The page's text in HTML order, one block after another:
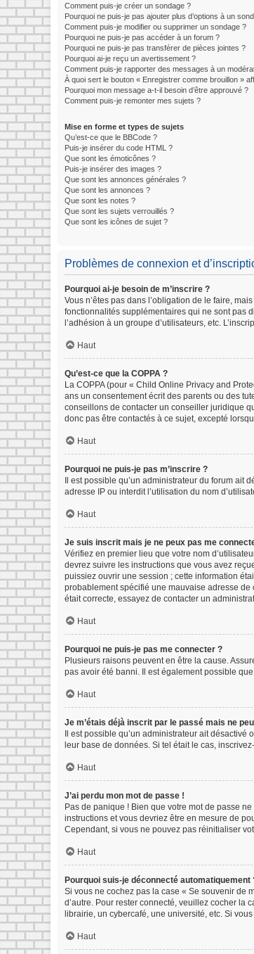
Comment puis-je créer un sondage ?
Pourquoi ne puis-je pas ajouter plus d’options à un
Comment puis-je modifier ou supprimer un sondage ?
Pourquoi ne puis-je pas accéder à un forum ?
Pourquoi ne puis-je pas transférer de pièces jointes ?
Pourquoi ai-je reçu un avertissement ?
Comment puis-je rapporter des messages à un
À quoi sert le bouton « Enregistrer comme brouillon »
Pourquoi mon message a-t-il besoin d’être approuvé ?
Comment puis-je remonter mes sujets ?
Mise en forme et types de sujets
Qu’est-ce que le BBCode ?
Puis-je insérer du code HTML ?
Que sont les émoticônes ?
Puis-je insérer des images ?
Que sont les annonces générales ?
Que sont les annonces ?
Que sont les notes ?
Que sont les sujets verrouillés ?
Que sont les icônes de sujet ?
Problèmes de connexion et
Pourquoi ai-je besoin de m’inscrire ?
Vous n’êtes pas dans l’obligation de le faire,
fonctionnalités supplémentaires qui ne sont pas
l’adhésion à un groupe d’utilisateurs, etc.
Haut
Qu’est-ce que la COPPA ?
La COPPA (pour « Child Online Privacy and
ans un consentement écrit des parents ou des
conseillons de contacter un conseiller juridique
donc pas être contactés à ce sujet, excepté
Haut
Pourquoi ne puis-je pas m’inscrire ?
Il est possible qu’un administrateur du forum
adresse IP ou interdit l’utilisation du nom
Haut
Je suis inscrit mais je ne peux pas me
Vérifiez en premier lieu que votre nom
devrez suivre les instructions que vous avez
puissiez ouvrir une session ; cette information
probablement spécifié une mauvaise adresse
était correcte, essayez de contacter un
Haut
Pourquoi ne puis-je pas me connecter ?
Plusieurs raisons peuvent en être la cause.
pas avoir été banni. Il est également possible
Haut
Je m’étais déjà inscrit par le passé mais ne
Il est possible qu’un administrateur ait
leur base de données. Si tel était le cas,
Haut
J’ai perdu mon mot de passe !
Pas de panique ! Bien que votre mot de passe
instructions et vous devriez être en mesure de
Cependant, si vous ne pouvez pas réinitialiser
Haut
Pourquoi suis-je déconnecté automatiquement
Si vous ne cochez pas la case « Se souvenir de
d’autre. Pour rester connecté, veuillez cocher la
librairie, un cybercafé, une université, etc. Si
Haut